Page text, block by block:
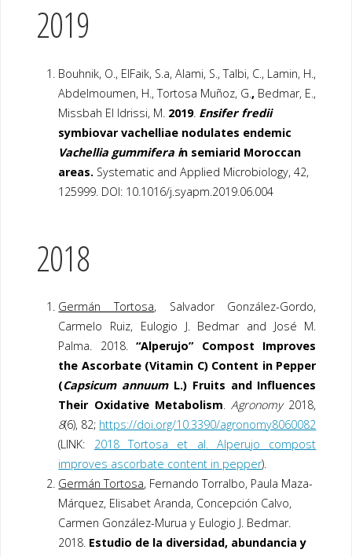
2019
Bouhnik, O., ElFaik, S.a, Alami, S., Talbi, C., Lamin, H.,
Abdelmoumen, H., Tortosa Muñoz, G., Bedmar, E.,
Missbah El Idrissi, M. 2019. Ensifer fredii
symbiovar vachelliae nodulates endemic
Vachellia gummifera in semiarid Moroccan
areas. Systematic and Applied Microbiology, 42,
125999. DOI: 10.1016/j.syapm.2019.06.004
2018
Germán Tortosa, Salvador González-Gordo,
Carmelo Ruiz, Eulogio J. Bedmar and José M.
Palma. 2018.“Alperujo” Compost Improves
the Ascorbate (Vitamin C) Content in Pepper
(Capsicum annuumL.) Fruits and Influences
Their Oxidative Metabolism.Agronomy 2018,
8(6), 82; https://doi.org/10.3390/agronomy8060082
(LINK: 2018 Tortosa et al. Alperujo compost
improves ascorbate content in pepper).
Germán Tortosa, Fernando Torralbo, Paula Maza-
Márquez, Elisabet Aranda, Concepción Calvo,
Carmen González-Murua y Eulogio J. Bedmar.
2018. Estudio de la diversidad, abundancia y